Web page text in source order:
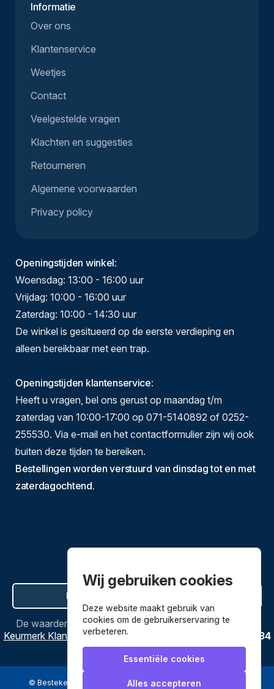
Informatie
Over ons
Klantenservice
Weetjes
Contact
Veelgestelde vragen
Klachten en suggesties
Retourneren
Algemene voorwaarden
Privacy policy
Openingstijden winkel:
Woensdag: 13:00 - 16:00 uur
Vrijdag: 10:00 - 16:00 uur
Zaterdag: 10:00 - 14:30 uur
De winkel is gesitueerd op de eerste verdieping en
alleen bereikbaar met een trap.
Openingstijden klantenservice:
Heeft u vragen, bel ons gerust op maandag t/m
zaterdag van 10:00-17:00 op 071-5140892 of 0252-
255530. Via e-mail en het contactformulier zijn wij ook
buiten deze tijden te bereiken.
Bestellingen worden verstuurd van dinsdag tot en met
zaterdagochtend.
Hier de overeenkomst ontbinden
De waardering vanBestekenpannen.nlbijWebwinkel
Keurmerk Klantbeoordelingen
3634
reviews.
© Bestekenpannen.nl 2026 een webshop van
Wij gebruiken cookies
Deze website maakt gebruik van
cookies om de gebruikerservaring te
verbeteren.
Essentiële cookies
Alles accepteren